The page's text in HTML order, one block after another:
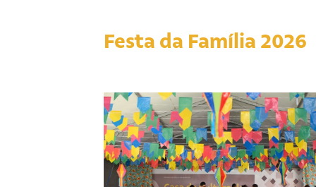
Festa da Família 2026